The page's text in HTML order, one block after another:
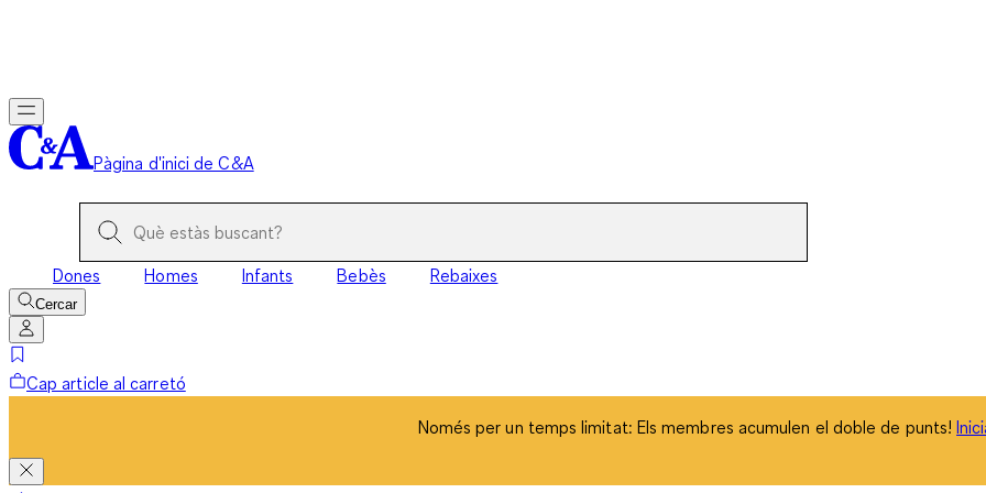
Pàgina d'inici de C&A
Dones Homes Infants Bebès Rebaixes
Cercar
Cap article al carretó
Només per un temps limitat: Els membres acumulen el doble de punts!